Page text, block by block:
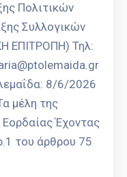
Πολιτικών
Συλλογικών
ΕΠΙΤΡΟΠΗ) Τηλ:
8/6/2026
μέλη της
Έχοντας
του άρθρου 75